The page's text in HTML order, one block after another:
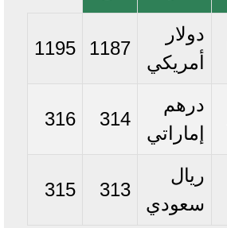
دولار
أمريكي
1187
1195
درهم
إماراتي
314
316
ريال
سعودي
313
315